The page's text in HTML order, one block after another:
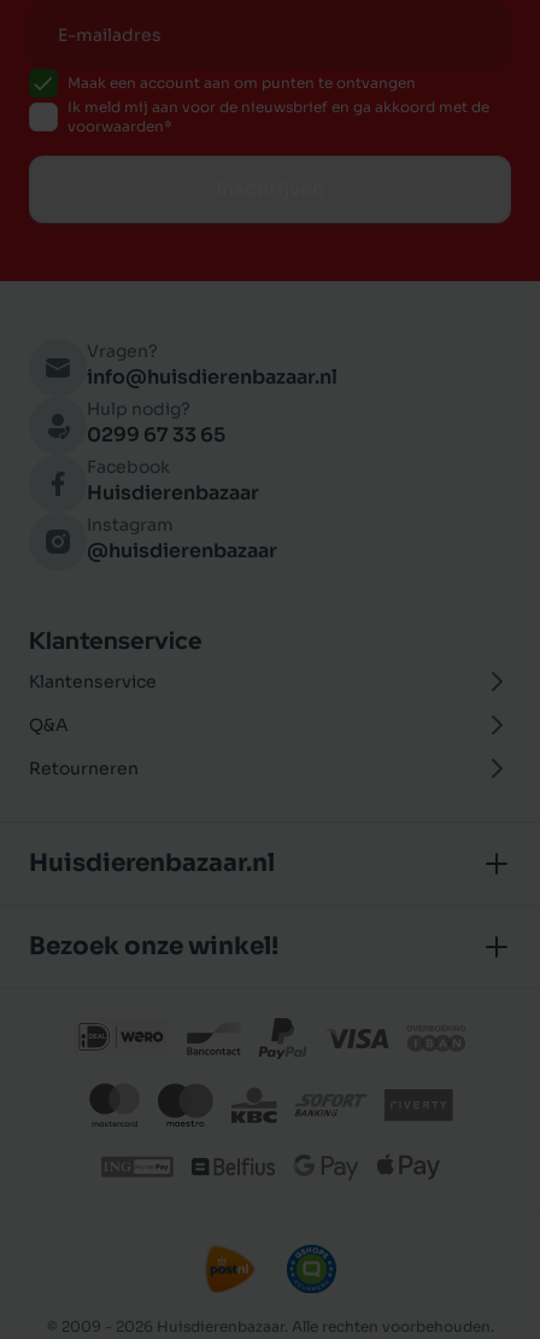
Maak een account aan om punten te ontvangen
Ik meld mij aan voor de nieuwsbrief en ga akkoord met de
voorwaarden
Vragen?
info@huisdierenbazaar.nl
Hulp nodig?
0299 67 33 65
Facebook
Huisdierenbazaar
Instagram
@huisdierenbazaar
Klantenservice
Klantenservice
Q&A
Retourneren
Huisdierenbazaar.nl
Klantbeoordelingen
Privacybeleid
Bezoek onze winkel!
J.P. Poelstraat 8
Nederland
© 2009 - 2026 Huisdierenbazaar. Alle rechten voorbehouden.